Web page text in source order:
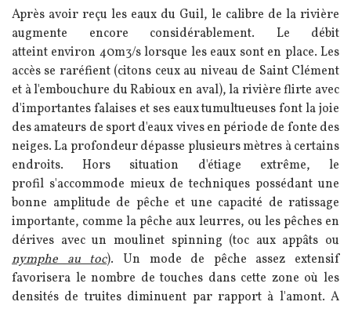
Après avoir reçu les eaux du Guil, le calibre de la rivière
augmente encore considérablement. Le débit
atteint environ 40m3/s lorsque les eaux sont en place. Les
accès se raréfient (citons ceux au niveau de Saint Clément
et à l'embouchure du Rabioux en aval), la rivière flirte avec
d'importantes falaises et ses eaux tumultueuses font la joie
des amateurs de sport d'eaux vives en période de fonte des
neiges. La profondeur dépasse plusieurs mètres à certains
endroits. Hors situation d'étiage extrême, le
profil s'accommode mieux de techniques possédant une
bonne amplitude de pêche et une capacité de ratissage
importante, comme la pêche aux leurres, ou les pêches en
dérives avec un moulinet spinning (toc aux appâts ou
nymphe au toc). Un mode de pêche assez extensif
favorisera le nombre de touches dans cette zone où les
densités de truites diminuent par rapport à l'amont. A